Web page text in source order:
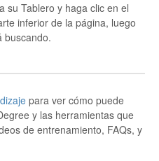
su Tablero y haga clic en el
inferior de la página, luego
buscando.
para ver cómo puede
y las herramientas que
de entrenamiento, FAQs, y